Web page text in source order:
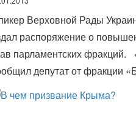
Верховной Рады
распоряжение о
парламентских фракций.
депутат от фракции